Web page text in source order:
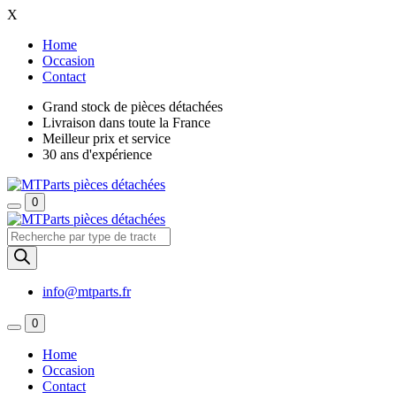
X
Home
Occasion
Contact
Grand stock de pièces détachées
Livraison dans toute la France
Meilleur prix et service
30 ans d'expérience
0
Recherche
de
produits
info@mtparts.fr
0
Home
Occasion
Contact